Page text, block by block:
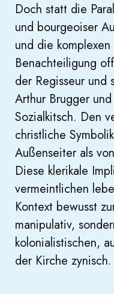
Doch statt die
und bourgeoiser
und die
Benachteiligung
der Regisseur und
Arthur Brugger
Sozialkitsch. Den
christliche
Außenseiter als
Diese klerikale
vermeintlichen
Kontext bewusst
manipulativ,
kolonialistischen,
der Kirche zynisch.